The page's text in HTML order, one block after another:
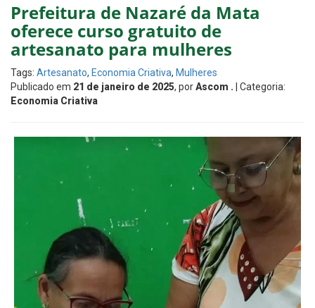
​Prefeitura de Nazaré da Mata
oferece curso gratuito de
artesanato para mulheres
Tags: Artesanato, Economia Criativa, Mulheres
Publicado em 21 de janeiro de 2025, porAscom . | Categoria:
Economia Criativa